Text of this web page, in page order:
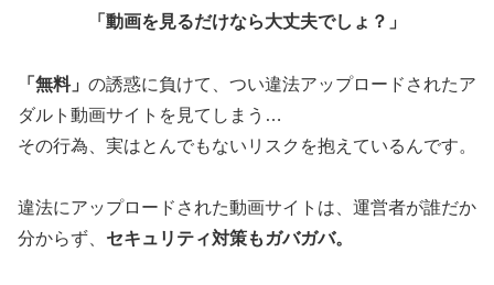
「動画を見るだけなら大丈夫でしょ？」
「無料」 の誘惑に負けて、つい違法アップロードされたア
ダルト動画サイトを見てしまう…
その行為、実はとんでもないリスクを抱えているんです。
違法にアップロードされた動画サイトは、運営者が誰だか
分からず、 セキュリティ対策もガバガバ。